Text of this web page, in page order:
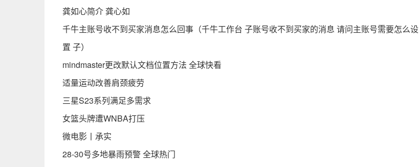
龚如心简介 龚心如
千牛主账号收不到买家消息怎么回事（千牛工作台 子账号收不到买家的消息 请问主账号需要怎么设
置 子）
mindmaster更改默认文档位置方法 全球快看
适量运动改善肩颈疲劳
三星S23系列满足多需求
女篮头牌遭WNBA打压
微电影丨承实
28-30号多地暴雨预警 全球热门